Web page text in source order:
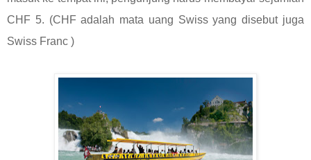
CHF 5. (CHF adalah mata uang Swiss yang disebut juga
Swiss Franc )